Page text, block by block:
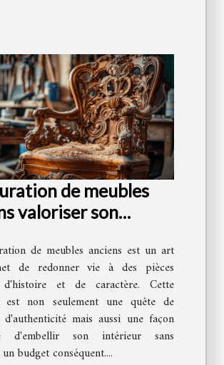
de meubles
valoriser son
de meubles anciens est un art
de redonner vie à des pièces
d'histoire et de caractère. Cette
est non seulement une quête de
mais aussi une façon
d'embellir son intérieur sans
budget conséquent....